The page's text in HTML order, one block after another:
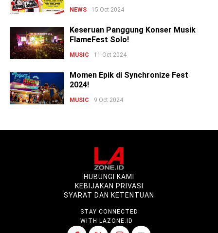
NEWS 15 Oct 2024
Keseruan Panggung Konser Musik
FlameFest Solo!
MUSIC 11 Oct 2024
Momen Epik di Synchronize Fest
2024!
MUSIC 9 Oct 2024
HUBUNGI KAMI
KEBIJAKAN PRIVASI
SYARAT DAN KETENTUAN
STAY CONNECTED
WITH LAZONE.ID